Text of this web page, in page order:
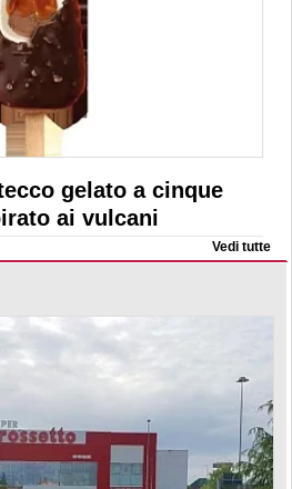
gelato a cinque
ai vulcani
Vedi tutte